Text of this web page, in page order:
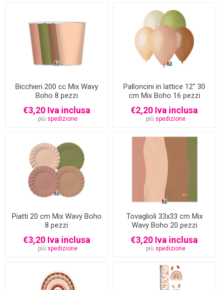
Bicchieri 200 cc Mix Wavy
Boho 8 pezzi
€3,20 Iva inclusa
più spedizione
Palloncini in lattice 12'' 30
cm Mix Boho 16 pezzi
€2,20 Iva inclusa
più spedizione
Piatti 20 cm Mix Wavy Boho
8 pezzi
€3,20 Iva inclusa
più spedizione
Tovaglioli 33x33 cm Mix
Wavy Boho 20 pezzi
€3,20 Iva inclusa
più spedizione